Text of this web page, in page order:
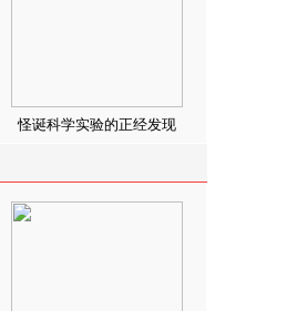
怪诞科学实验的正经发现